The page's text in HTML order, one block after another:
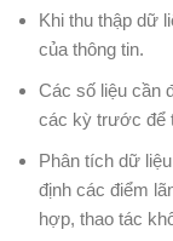
Khi thu thập dữ
của thông tin.
Các số liệu cần
các kỳ trước để
Phân tích dữ
định các điểm
hợp, thao tác